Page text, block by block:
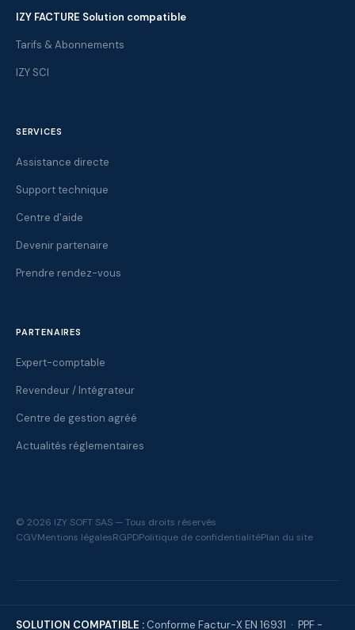
IZY FACTURE Solution compatible
Tarifs & Abonnements
IZY SCI
SERVICES
Assistance directe
Support technique
Centre d'aide
Devenir partenaire
Prendre rendez-vous
PARTENAIRES
Expert-comptable
Revendeur / Intégrateur
Centre de gestion agréé
Actualités réglementaires
© 2026 IZY SOFT SAS — Tous droits réservés
CGVMentions légalesRGPDPolitique de confidentialitéPlan du site
SOLUTION COMPATIBLE : Conforme Factur-X EN 16931 · PPF -